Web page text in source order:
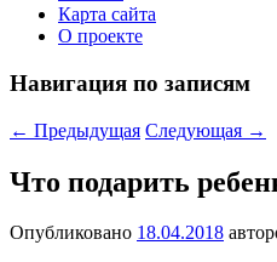
Карта сайта
О проекте
Навигация по записям
← Предыдущая Следующая →
Что подарить
Опубликовано 18.04.2018